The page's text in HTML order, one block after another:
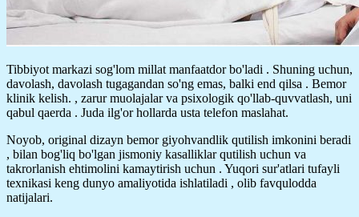
Tibbiyot markazi sog'lom millat manfaatdor bo'ladi . Shuning uchun,
davolash, davolash tugagandan so'ng emas, balki end qilsa . Bemor
klinik kelish. , zarur muolajalar va psixologik qo'llab-quvvatlash, uni
qabul qaerda . Juda ilg'or hollarda usta telefon maslahat.
Noyob, original dizayn bemor giyohvandlik qutilish imkonini beradi
, bilan bog'liq bo'lgan jismoniy kasalliklar qutilish uchun va
takrorlanish ehtimolini kamaytirish uchun . Yuqori sur'atlari tufayli
texnikasi keng dunyo amaliyotida ishlatiladi , olib favqulodda
natijalari.